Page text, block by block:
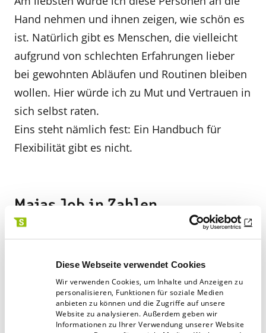
Diese Webseite verwendet Cookies
Wir verwenden Cookies, um Inhalte und Anzeigen zu
personalisieren, Funktionen für soziale Medien
anbieten zu können und die Zugriffe auf unsere
Website zu analysieren. Außerdem geben wir
Informationen zu Ihrer Verwendung unserer Website
Hand nehmen und ihnen zeigen, wie schön es
ist. Natürlich gibt es Menschen, die vielleicht
aufgrund von schlechten Erfahrungen lieber
bei gewohnten Abläufen und Routinen bleiben
wollen. Hier würde ich zu Mut und Vertrauen in
sich selbst raten.
Eins steht nämlich fest: Ein Handbuch für
Flexibilität gibt es nicht.
Majas Job in Zahlen
Maja hat in 5 Jahren 3 Abteilungen und 6
Räume gewechselt
Maja ist über 16 Stunden die Woche mit
der Einführung des neuen Systems
beschäftigt